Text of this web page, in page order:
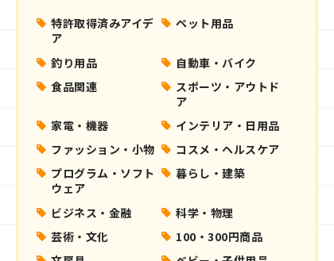
特許取得済みアイデ
ア
ペット用品
釣り用品
自動車・バイク
食品関連
スポーツ・アウトド
ア
家電・機器
インテリア・日用品
ファッション・小物
コスメ・ヘルスケア
プログラム・ソフト
ウェア
暮らし・建築
ビジネス・金融
科学・物理
芸術・文化
100・300円商品